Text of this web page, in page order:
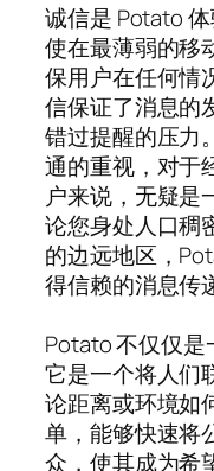
诚信是 Potato
使在最薄弱的移
保用户在任何情
信保证了消息的
错过提醒的压力
通的重视，对于
户来说，无疑是
论您身处人口稠
的边远地区，
得信赖的消息传
Potato 不仅仅是
它是一个将人们
论距离或环境如
单，能够快速将
众，使其成为希